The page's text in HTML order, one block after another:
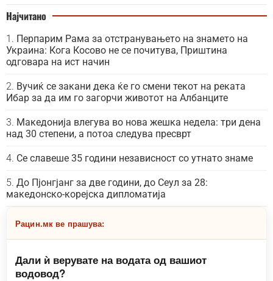
Најчитано
Перпарим Рама за отстранувањето на знамето на
Украина: Кога Косово не се почитува, Приштина
одговара на ист начин
Вучиќ се закани дека ќе го смени текот на реката
Ибар за да им го загорчи животот на Албанците
Македонија влегува во нова жешка недела: три дена
над 30 степени, а потоа следува пресврт
Се славеше 35 години независност со утнато знаме
До Пјонгјанг за две години, до Сеул за 28:
македонско-корејска дипломатија
Рацин.мк ве прашува:
Дали ѝ верувате на водата од вашиот
водовод?